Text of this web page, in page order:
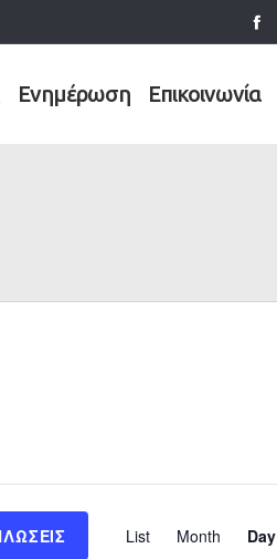
Ενημέρωση Επικοινωνία
Views
List Month Day